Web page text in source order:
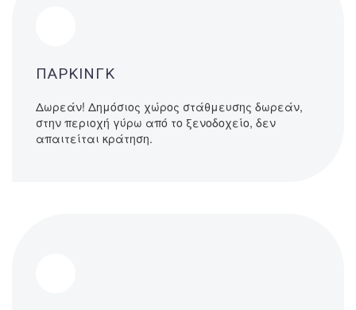
ΠΑΡΚΙΝΓΚ
Δωρεάν! Δημόσιος χώρος στάθμευσης δωρεάν,
στην περιοχή γύρω από το ξενοδοχείο, δεν
απαιτείται κράτηση.